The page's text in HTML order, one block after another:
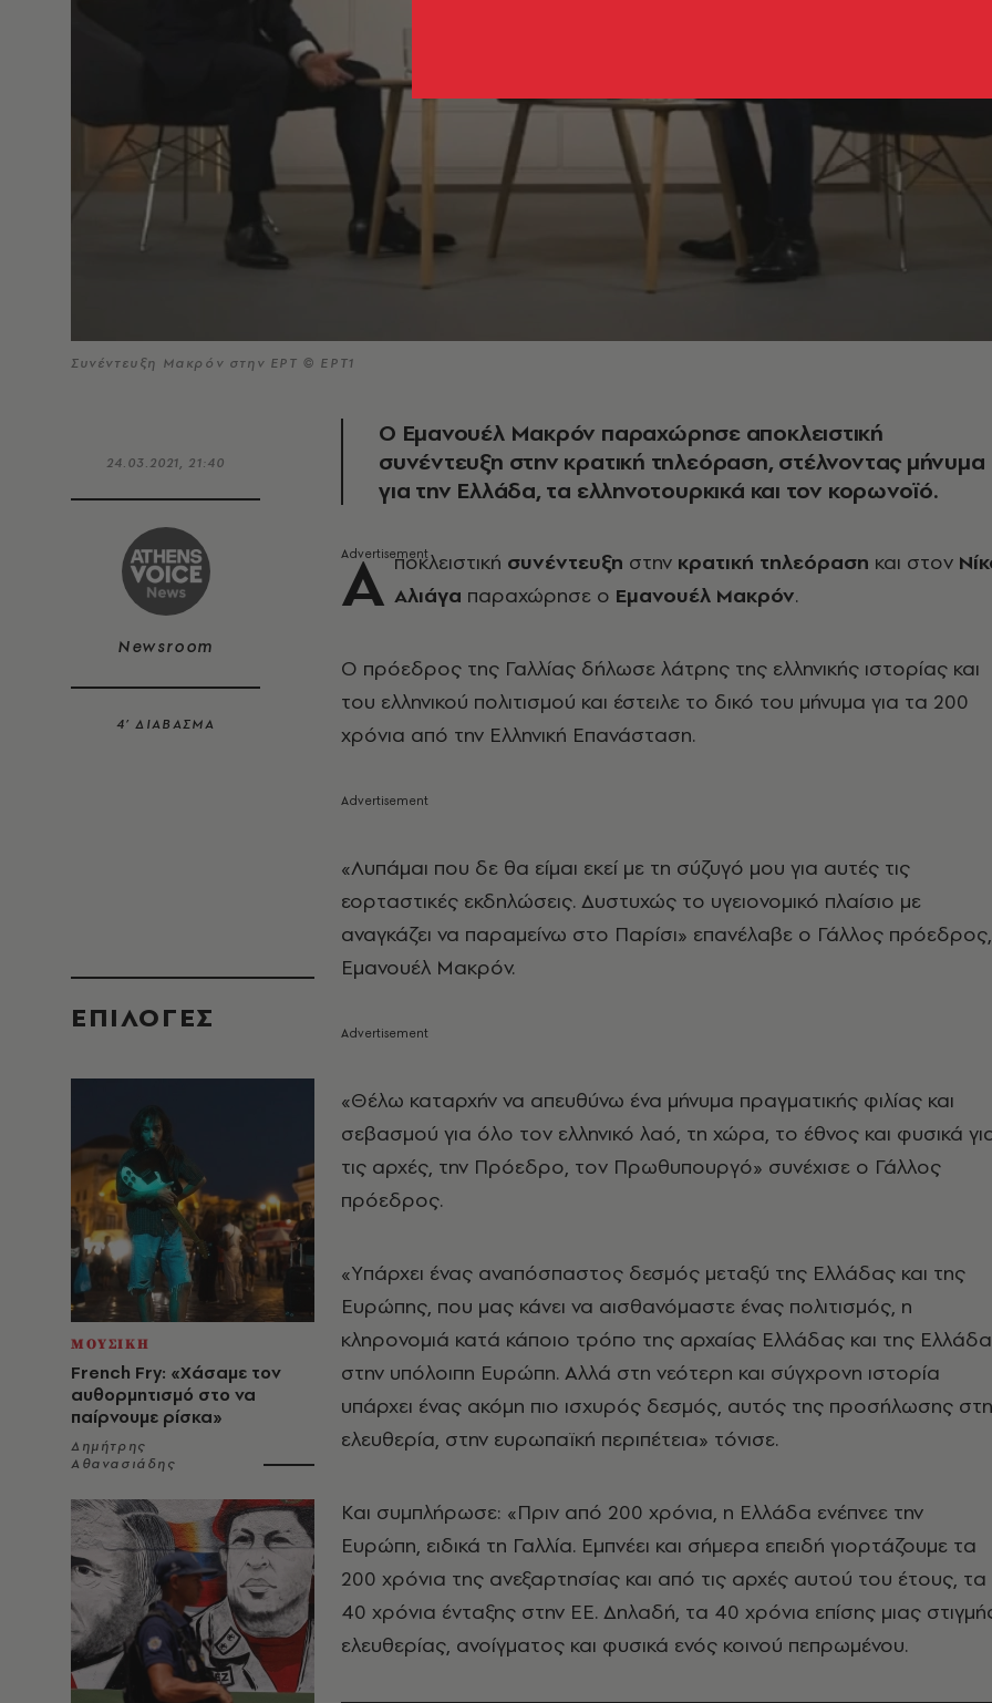
Συνέντευξη Μακρόν στην ΕΡΤ © ΕΡΤ1
24.03.2021, 21:40
Newsroom
4’ ΔΙΑΒΑΣΜΑ
EΠΙΛΟΓΈΣ
ΜΟΥΣΙΚΗ
French Fry: «Χάσαμε τον
αυθορμητισμό στο να
παίρνουμε ρίσκα»
Δημήτρης
Αθανασιάδης
O Εμανουέλ Μακρόν παραχώρησε αποκλειστική
συνέντευξη στην κρατική τηλεόραση, στέλνοντας μήνυμα
για την Ελλάδα, τα ελληνοτουρκικά και τον κορωνοϊό.
Α ποκλειστική συνέντευξη στην κρατική τηλεόραση και στον
Αλιάγα παραχώρησε ο Εμανουέλ Μακρόν.
Ο πρόεδρος της Γαλλίας δήλωσε λάτρης της ελληνικής ιστορίας και
του ελληνικού πολιτισμού και έστειλε το δικό του μήνυμα για τα 200
χρόνια από την Ελληνική Επανάσταση.
«Λυπάμαι που δε θα είμαι εκεί με τη σύζυγό μου για αυτές τις
εορταστικές εκδηλώσεις. Δυστυχώς το υγειονομικό πλαίσιο με
αναγκάζει να παραμείνω στο Παρίσι» επανέλαβε ο Γάλλος πρόεδρος,
Εμανουέλ Μακρόν.
«Θέλω καταρχήν να απευθύνω ένα μήνυμα πραγματικής φιλίας και
σεβασμού για όλο τον ελληνικό λαό, τη χώρα, το έθνος και φυσικά
τις αρχές, την Πρόεδρο, τον Πρωθυπουργό» συνέχισε ο Γάλλος
πρόεδρος.
«Yπάρχει ένας αναπόσπαστος δεσμός μεταξύ της Ελλάδας και της
Ευρώπης, που μας κάνει να αισθανόμαστε ένας πολιτισμός, η
κληρονομιά κατά κάποιο τρόπο της αρχαίας Ελλάδας και της
στην υπόλοιπη Ευρώπη. Αλλά στη νεότερη και σύγχρονη ιστορία
υπάρχει ένας ακόμη πιο ισχυρός δεσμός, αυτός της προσήλωσης
ελευθερία, στην ευρωπαϊκή περιπέτεια» τόνισε.
Και συμπλήρωσε: «Πριν από 200 χρόνια, η Ελλάδα ενέπνεε την
Ευρώπη, ειδικά τη Γαλλία. Εμπνέει και σήμερα επειδή γιορτάζουμε τα
200 χρόνια της ανεξαρτησίας και από τις αρχές αυτού του έτους, τα
40 χρόνια ένταξης στην ΕΕ. Δηλαδή, τα 40 χρόνια επίσης μιας
ελευθερίας, ανοίγματος και φυσικά ενός κοινού πεπρωμένου.